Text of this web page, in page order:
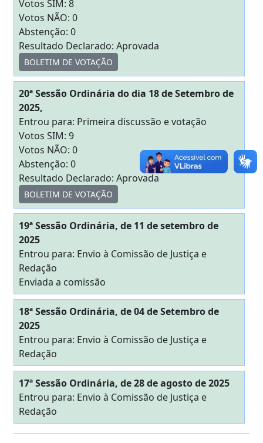
Votos SIM: 8
Votos NÃO: 0
Abstenção: 0
Resultado Declarado: Aprovada
BOLETIM DE VOTAÇÃO
20ª Sessão Ordinária do dia 18 de Setembro de
2025,
Entrou para: Primeira discussão e votação
Votos SIM: 9
Votos NÃO: 0
Abstenção: 0
Resultado Declarado: Aprovada
BOLETIM DE VOTAÇÃO
19ª Sessão Ordinária, de 11 de setembro de
2025
Entrou para: Envio à Comissão de Justiça e
Redação
Enviada a comissão
18ª Sessão Ordinária, de 04 de Setembro de
2025
Entrou para: Envio à Comissão de Justiça e
Redação
17ª Sessão Ordinária, de 28 de agosto de 2025
Entrou para: Envio à Comissão de Justiça e
Redação